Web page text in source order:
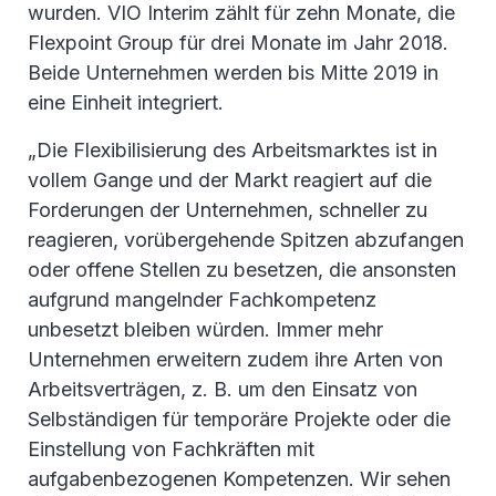
wurden. VIO Interim zählt für zehn Monate, die
Flexpoint Group für drei Monate im Jahr 2018.
Beide Unternehmen werden bis Mitte 2019 in
eine Einheit integriert.
„Die Flexibilisierung des Arbeitsmarktes ist in
vollem Gange und der Markt reagiert auf die
Forderungen der Unternehmen, schneller zu
reagieren, vorübergehende Spitzen abzufangen
oder offene Stellen zu besetzen, die ansonsten
aufgrund mangelnder Fachkompetenz
unbesetzt bleiben würden. Immer mehr
Unternehmen erweitern zudem ihre Arten von
Arbeitsverträgen, z. B. um den Einsatz von
Selbständigen für temporäre Projekte oder die
Einstellung von Fachkräften mit
aufgabenbezogenen Kompetenzen. Wir sehen